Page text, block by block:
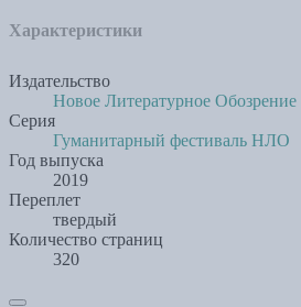
Характеристики
Издательство
Новое Литературное Обозрение
Серия
Гуманитарный фестиваль НЛО
Год выпуска
2019
Переплет
твердый
Количество страниц
320